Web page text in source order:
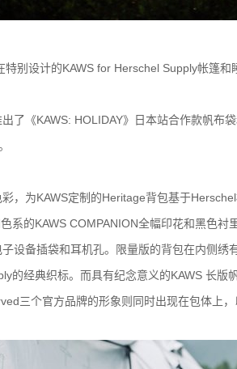
特别设计的KAWS for Herschel Supply帐篷和
了《KAWS: HOLIDAY》日本站合作款帆布
，为KAWS定制的Heritage背包基于
系的KAWS COMPANION全幅印花和黑色
设备插袋和耳机孔。限量版的背包在内侧绣
的经典织标。而具有纪念意义的KAWS 长版
三个官方品牌的形象则同时出现在包体上，